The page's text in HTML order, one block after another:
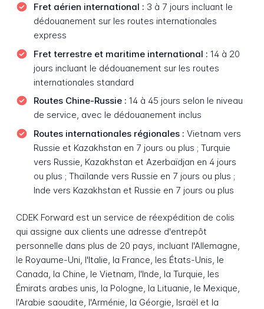
Fret aérien international : 3 à 7 jours incluant le
dédouanement sur les routes internationales
express
Fret terrestre et maritime international : 14 à 20
jours incluant le dédouanement sur les routes
internationales standard
Routes Chine-Russie : 14 à 45 jours selon le niveau
de service, avec le dédouanement inclus
Routes internationales régionales : Vietnam vers
Russie et Kazakhstan en 7 jours ou plus ; Turquie
vers Russie, Kazakhstan et Azerbaïdjan en 4 jours
ou plus ; Thaïlande vers Russie en 7 jours ou plus ;
Inde vers Kazakhstan et Russie en 7 jours ou plus
CDEK Forward est un service de réexpédition de colis
qui assigne aux clients une adresse d'entrepôt
personnelle dans plus de 20 pays, incluant l'Allemagne,
le Royaume-Uni, l'Italie, la France, les États-Unis, le
Canada, la Chine, le Vietnam, l'Inde, la Turquie, les
Émirats arabes unis, la Pologne, la Lituanie, le Mexique,
l'Arabie saoudite, l'Arménie, la Géorgie, Israël et la